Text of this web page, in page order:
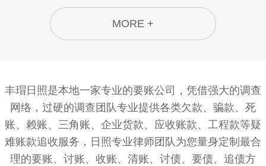
MORE +
丰瑁日照是本地一家专业的要账公司，凭借强大的调查
网络，过硬的调查团队专业提供各类欠款、骗款、死
账、赖账、三角账、企业货款、应收账款、工程款等疑
难账款追收服务，日照专业律师团队为您量身定制最合
理的要账、讨账、收账、清账、讨债、要债、追债方